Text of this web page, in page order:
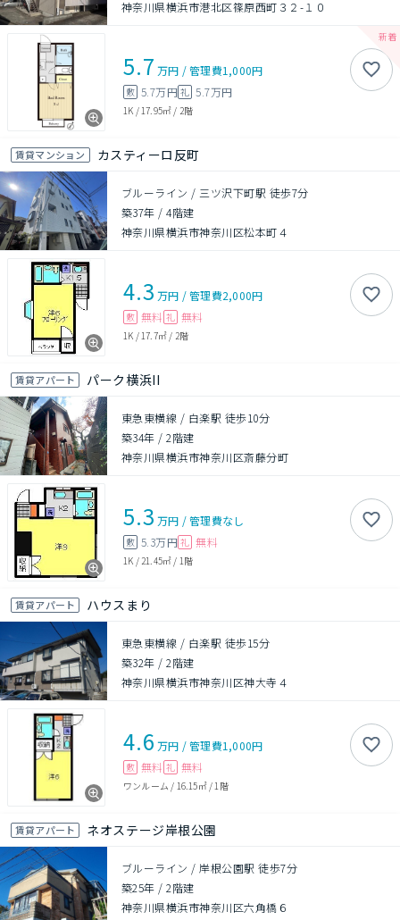
神奈川県横浜市港北区篠原西町３２-１０
5.7 万円 /管理費1,000円
敷 5.7万円礼 5.7万円
1K / 17.95㎡ / 2階
賃貸マンション カスティーロ反町
ブルーライン / 三ツ沢下町駅 徒歩7分
築37年 /4階建
神奈川県横浜市神奈川区松本町４
4.3 万円 /管理費2,000円
敷 無料 礼 無料
1K / 17.7㎡ / 2階
賃貸アパート パーク横浜II
東急東横線 / 白楽駅 徒歩10分
築34年 /2階建
神奈川県横浜市神奈川区斎藤分町
5.3 万円 /管理費なし
敷 5.3万円 礼 無料
1K / 21.45㎡ / 1階
賃貸アパート ハウスまり
東急東横線 / 白楽駅 徒歩15分
築32年 /2階建
神奈川県横浜市神奈川区神大寺４
4.6 万円 /管理費1,000円
敷 無料 礼 無料
ワンルーム / 16.15㎡/ 1階
賃貸アパート ネオステージ岸根公園
ブルーライン / 岸根公園駅 徒歩7分
築25年 /2階建
神奈川県横浜市神奈川区六角橋６